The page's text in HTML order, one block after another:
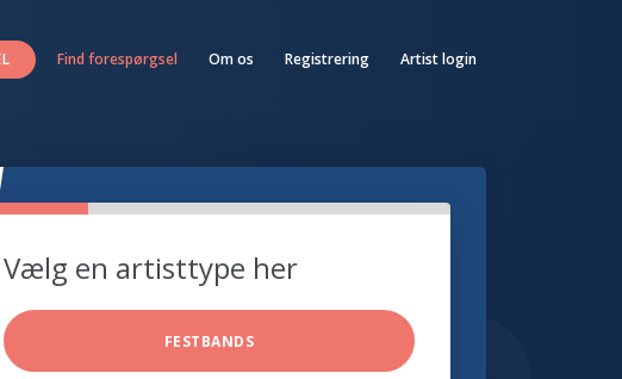
Find forespørgsel Om os Registrering Artist login
Vælg en artisttype her
FESTBANDS